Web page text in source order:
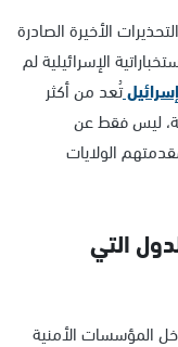
الأخيرة الصادرة
الإسرائيلية لم
إسرائيلتُعد من أكثر
ليس فقط عن
الولايات
التي
المؤسسات الأمنية